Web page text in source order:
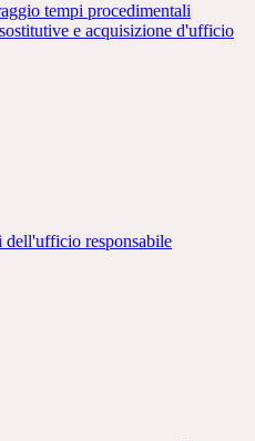
tempi procedimentali
e acquisizione d'ufficio
dell'ufficio responsabile